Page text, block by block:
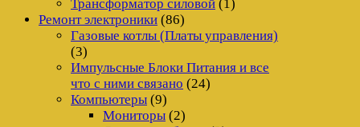
Трансформатор силовой (1)
Ремонт электроники (86)
Газовые котлы (Платы управления)
(3)
Импульсные Блоки Питания и все
что с ними связано (24)
Компьютеры (9)
Мониторы (2)